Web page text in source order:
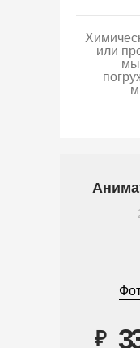
или
₽